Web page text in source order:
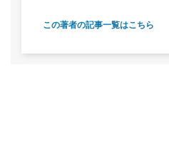
この著者の記事一覧はこちら